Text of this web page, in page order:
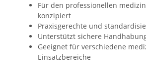
Für den professionellen
konzipiert
Praxisgerechte und
Unterstützt sichere
Geeignet für verschiedene
Einsatzbereiche